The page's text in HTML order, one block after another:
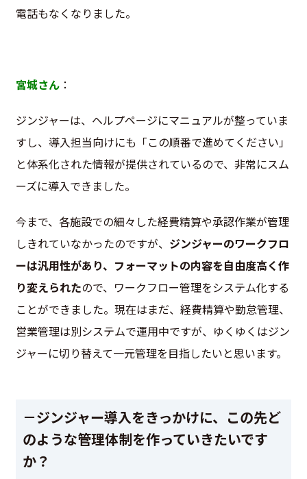
電話もなくなりました。
宮城さん ：
ジンジャーは、ヘルプページにマニュアルが整っていま
すし、導入担当向けにも「この順番で進めてください」
と体系化された情報が提供されているので、非常にスム
ーズに導入できました。
今まで、各施設での細々した経費精算や承認作業が管理
しきれていなかったのですが、 ジンジャーのワークフロ
ーは汎用性があり、フォーマットの内容を自由度高く作
り変えられたので、ワークフロー管理をシステム化する
ことができました。現在はまだ、経費精算や勤怠管理、
営業管理は別システムで運用中ですが、ゆくゆくはジン
ジャーに切り替えて一元管理を目指したいと思います。
－ジンジャー導入をきっかけに、この先ど
のような管理体制を作っていきたいです
か？